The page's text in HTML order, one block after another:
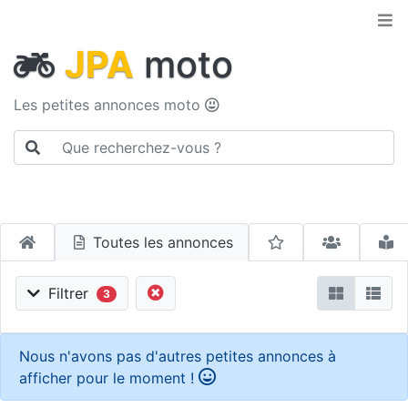
JPA moto
Les petites annonces moto
Toutes les annonces
Filtrer 3
Nous n'avons pas d'autres petites annonces à
afficher pour le moment !